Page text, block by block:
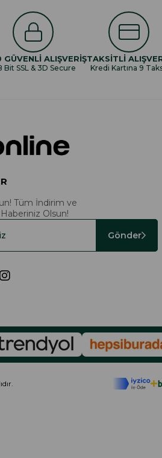
GÜVENLİ ALIŞVERİŞ
Bit SSL & 3D Secure
TAKSİTLİ
Kredi Kartına 9
Tüm İndirim ve
Olsun!
Gönder